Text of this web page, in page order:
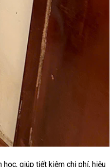
giúp tiết kiệm chi phí, hiệu